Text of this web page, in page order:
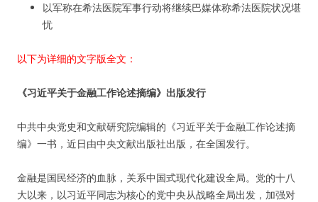
以军称在希法医院军事行动将继续巴媒体称希法医院状况堪
忧
以下为详细的文字版全文：
《习近平关于金融工作论述摘编》出版发行
中共中央党史和文献研究院编辑的《习近平关于金融工作论述摘
编》一书，近日由中央文献出版社出版，在全国发行。
金融是国民经济的血脉，关系中国式现代化建设全局。党的十八
大以来，以习近平同志为核心的党中央从战略全局出发，加强对